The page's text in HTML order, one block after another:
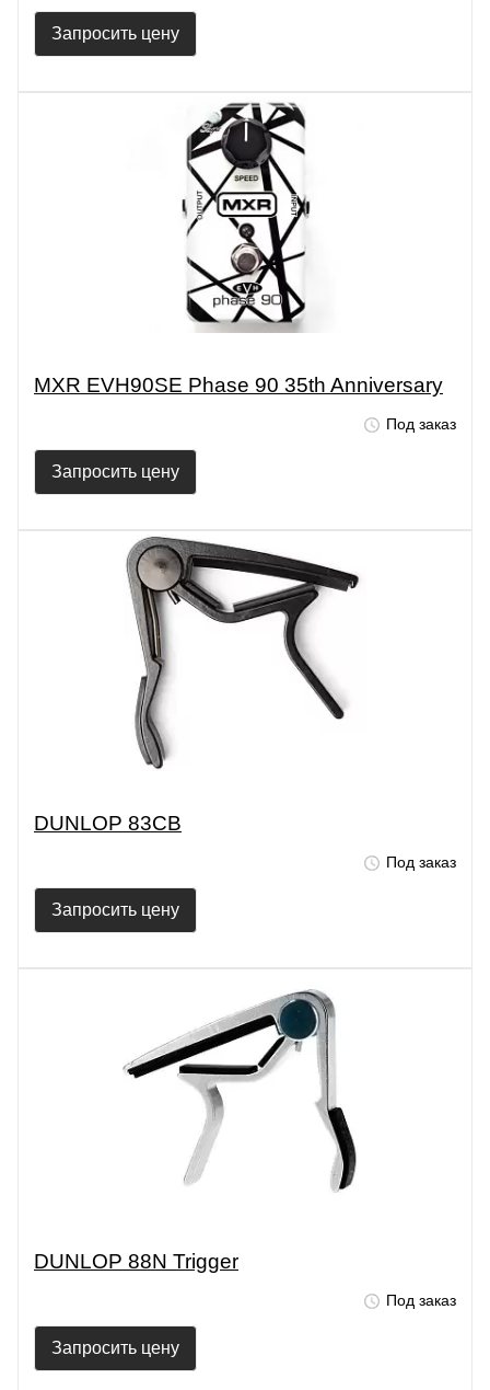
Запросить цену
MXR EVH90SE Phase 90 35th Anniversary
Под заказ
Запросить цену
DUNLOP 83CB
Под заказ
Запросить цену
DUNLOP 88N Trigger
Под заказ
Запросить цену